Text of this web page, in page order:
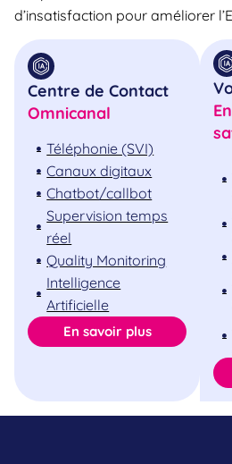
d’insatisfaction pour améliorer
Centre de Contact
Omnicanal
Téléphonie (SVI)
Canaux digitaux
Chatbot/callbot
Supervision temps
réel
Quality Monitoring
Intelligence
Artificielle
En savoir plus